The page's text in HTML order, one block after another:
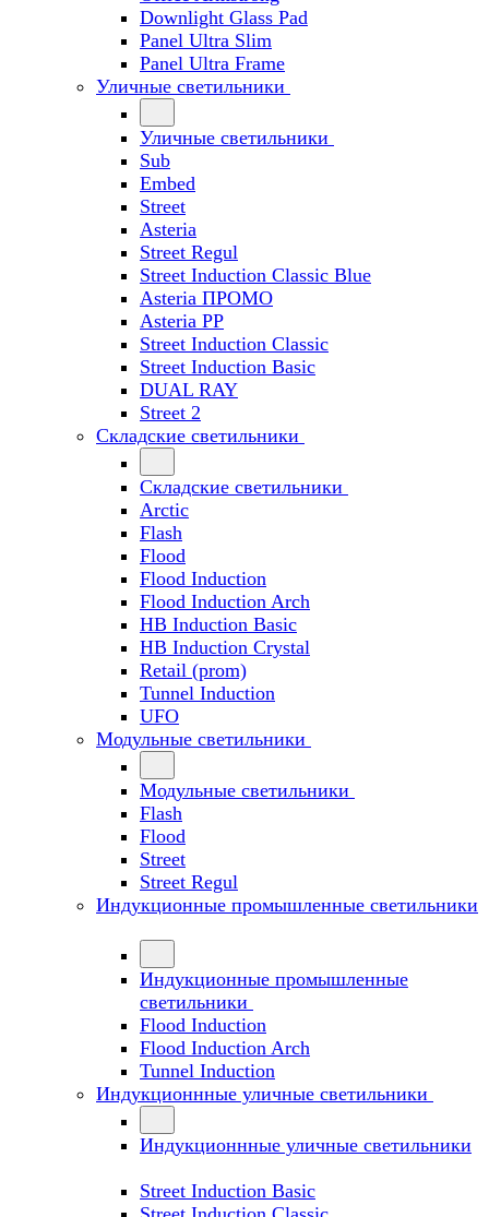
Downlight Glass Pad
Panel Ultra Slim
Panel Ultra Frame
Уличные светильники
Уличные светильники
Sub
Embed
Street
Asteria
Street Regul
Street Induction Classic Blue
Asteria ПРОМО
Asteria PP
Street Induction Classic
Street Induction Basic
DUAL RAY
Street 2
Складские светильники
Складские светильники
Arctic
Flash
Flood
Flood Induction
Flood Induction Arch
HB Induction Basic
HB Induction Crystal
Retail (prom)
Tunnel Induction
UFO
Модульные светильники
Модульные светильники
Flash
Flood
Street
Street Regul
Индукционные промышленные светильники
Индукционные промышленные
светильники
Flood Induction
Flood Induction Arch
Tunnel Induction
Индукционнные уличные светильники
Индукционнные уличные светильники
Street Induction Basic